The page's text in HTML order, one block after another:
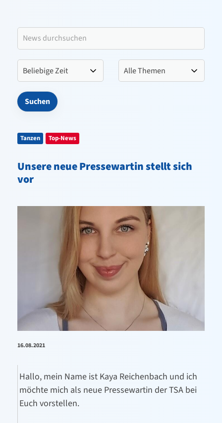
Tanzen Top-News
Unsere neue Pressewartin stellt sich
vor
16.08.2021
Hallo, mein Name ist Kaya Reichenbach und ich
möchte mich als neue Pressewartin der TSA bei
Euch vorstellen.
Sportangebote
Kontakt